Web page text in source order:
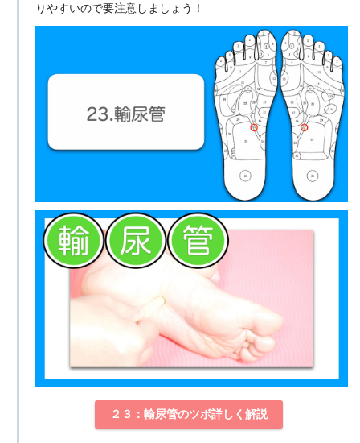
りやすいので要注意しましょう！
２３：輸尿管のツボ詳しく解説